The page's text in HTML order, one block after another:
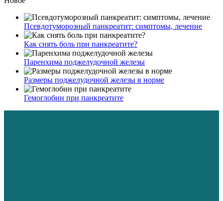
Псевдотуморозный панкреатит: симптомы, лечение
Как снять боль при панкреатите?
Паренхима поджелудочной железы
Размеры поджелудочной железы в норме
Гемоглобин при панкреатите